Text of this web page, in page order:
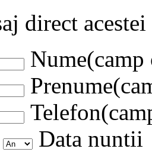
direct
Data nuntii